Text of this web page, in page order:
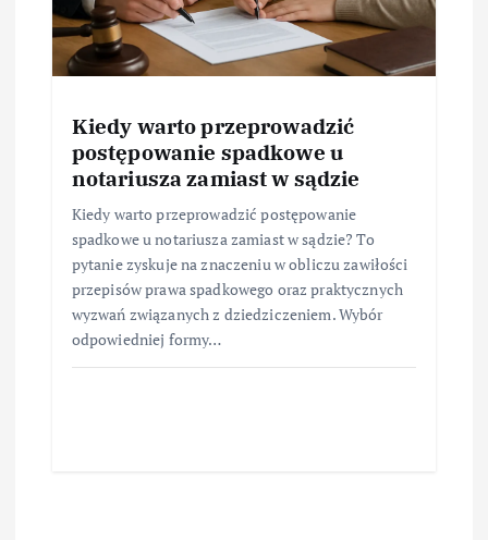
Kiedy warto przeprowadzić
postępowanie spadkowe u
notariusza zamiast w sądzie
Kiedy warto przeprowadzić postępowanie
spadkowe u notariusza zamiast w sądzie? To
pytanie zyskuje na znaczeniu w obliczu zawiłości
przepisów prawa spadkowego oraz praktycznych
wyzwań związanych z dziedziczeniem. Wybór
odpowiedniej formy…